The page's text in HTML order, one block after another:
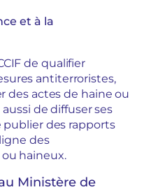
et à la
de qualifier
antiterroristes,
des actes de haine ou
aussi de diffuser ses
des rapports
des
haineux.
Ministère de